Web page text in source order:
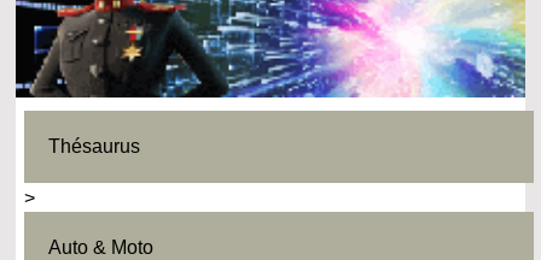
Thésaurus
>
Auto & Moto